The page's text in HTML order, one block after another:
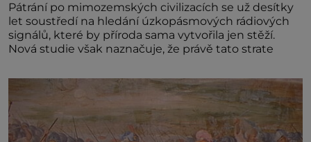
Pátrání po mimozemských civilizacích se už desítky
let soustředí na hledání úzkopásmových rádiových
signálů, které by příroda sama vytvořila jen stěží.
Nová studie však naznačuje, že právě tato strate